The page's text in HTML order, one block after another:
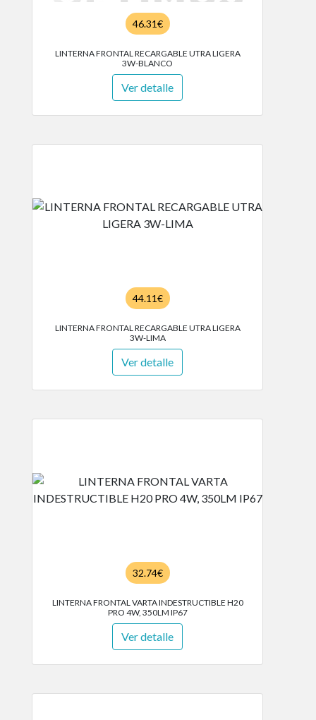
46.31€
LINTERNA FRONTAL RECARGABLE UTRA LIGERA
3W-BLANCO
Ver detalle
44.11€
LINTERNA FRONTAL RECARGABLE UTRA LIGERA
3W-LIMA
Ver detalle
32.74€
LINTERNA FRONTAL VARTA INDESTRUCTIBLE H20
PRO 4W, 350LM IP67
Ver detalle